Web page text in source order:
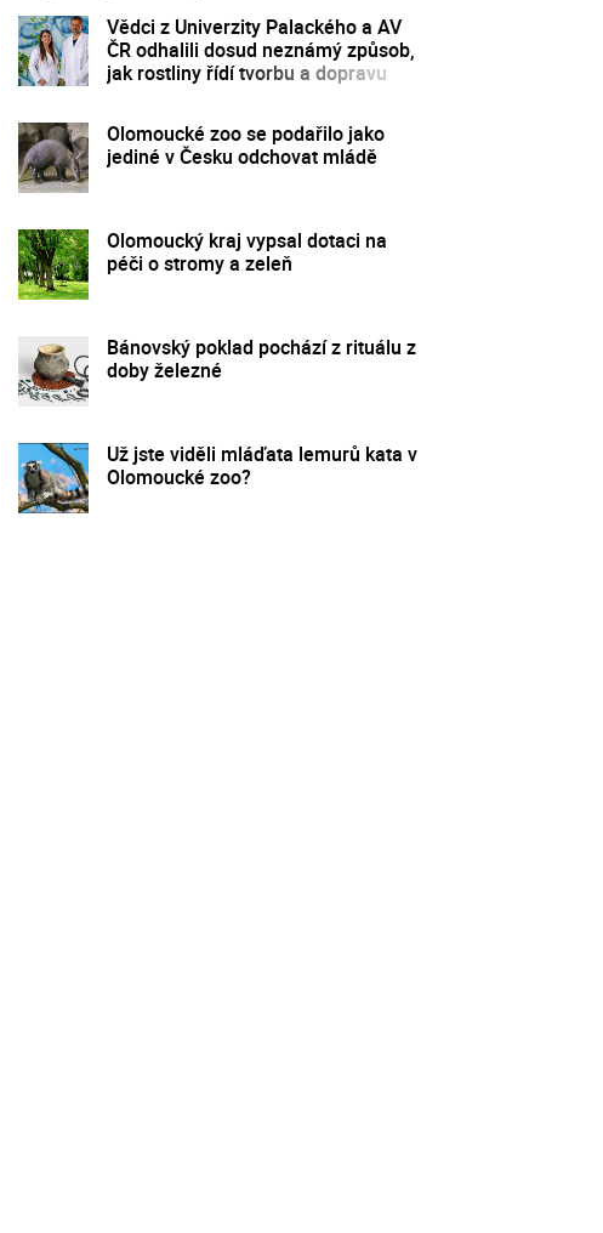
Vědci z Univerzity Palackého a AV
ČR odhalili dosud neznámý způsob,
jak rostliny řídí tvorbu a dopravu
Olomoucké zoo se podařilo jako
jediné v Česku odchovat mládě
Olomoucký kraj vypsal dotaci na
péči o stromy a zeleň
Bánovský poklad pochází z rituálu z
doby železné
Už jste viděli mláďata lemurů kata v
Olomoucké zoo?